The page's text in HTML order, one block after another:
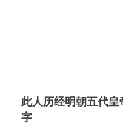
此人历经明朝五代
字